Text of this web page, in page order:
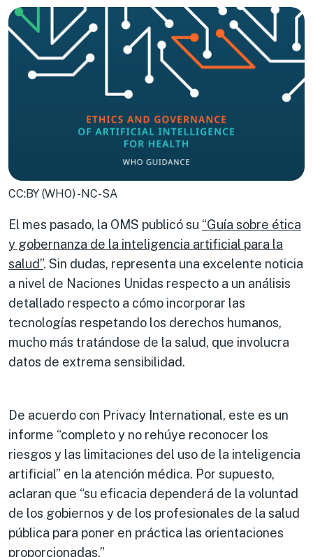
CC:BY (WHO) -NC-SA
El mes pasado, la OMS publicó su “Guía sobre ética
y gobernanza de la inteligencia artificial para la
salud”. Sin dudas, representa una excelente noticia
a nivel de Naciones Unidas respecto a un análisis
detallado respecto a cómo incorporar las
tecnologías respetando los derechos humanos,
mucho más tratándose de la salud, que involucra
datos de extrema sensibilidad.
De acuerdo con Privacy International, este es un
informe “completo y no rehúye reconocer los
riesgos y las limitaciones del uso de la inteligencia
artificial” en la atención médica. Por supuesto,
aclaran que “su eficacia dependerá de la voluntad
de los gobiernos y de los profesionales de la salud
pública para poner en práctica las orientaciones
proporcionadas.”